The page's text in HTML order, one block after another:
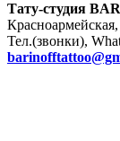
Тату-студия
Тел.(звонки),